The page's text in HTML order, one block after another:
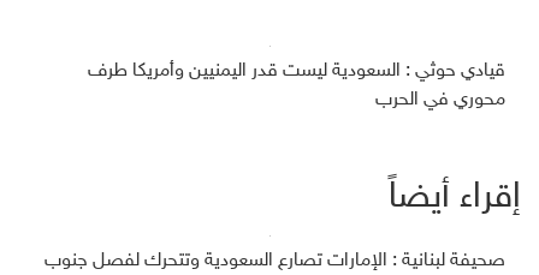
قيادي حوثي : السعودية ليست قدر اليمنيين وأمريكا طرف
محوري في الحرب
إقراء أيضاً
صحيفة لبنانية : الإمارات تصارع السعودية وتتحرك لفصل جنوب